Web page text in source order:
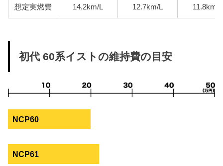
想定実燃費 14.2km/L 12.7km/L 11.8km/L
初代 60系イストの維持費の目安
NCP60
NCP61